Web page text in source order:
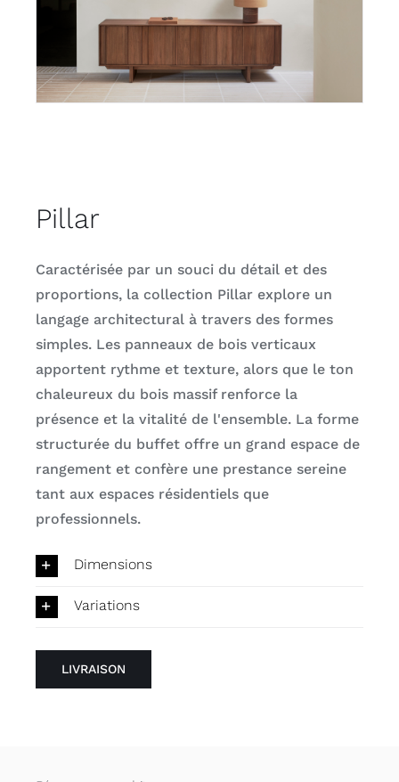
Pillar
Caractérisée par un souci du détail et des
proportions, la collection Pillar explore un
langage architectural à travers des formes
simples. Les panneaux de bois verticaux
apportent rythme et texture, alors que le ton
chaleureux du bois massif renforce la
présence et la vitalité de l'ensemble. La forme
structurée du buffet offre un grand espace de
rangement et confère une prestance sereine
tant aux espaces résidentiels que
professionnels.
Dimensions
Variations
LIVRAISON